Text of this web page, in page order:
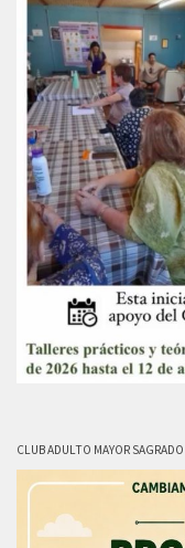
CLUB ADULTO MAYOR